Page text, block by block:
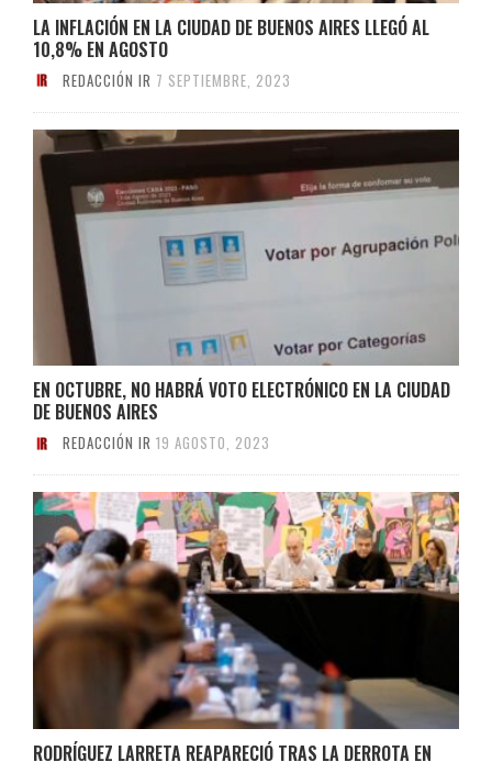
LA INFLACIÓN EN LA CIUDAD DE BUENOS AIRES LLEGÓ AL
10,8% EN AGOSTO
REDACCIÓN IR 7 SEPTIEMBRE, 2023
EN OCTUBRE, NO HABRÁ VOTO ELECTRÓNICO EN LA CIUDAD
DE BUENOS AIRES
REDACCIÓN IR 19 AGOSTO, 2023
RODRÍGUEZ LARRETA REAPARECIÓ TRAS LA DERROTA EN